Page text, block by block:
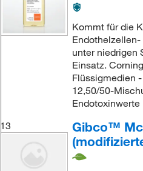
Kommt für die
unter niedrigen
Einsatz.
Flüssigmedien
12,50/50-
13
Gibco™